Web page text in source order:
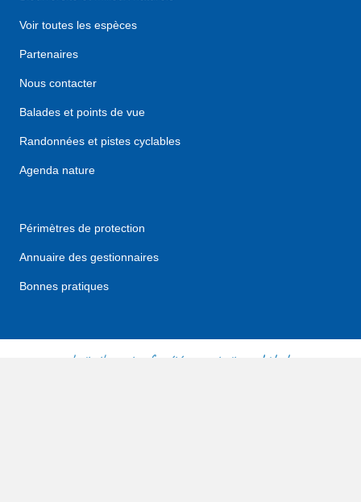
Voir toutes les espèces
Partenaires
Nous contacter
Balades et points de vue
Randonnées et pistes cyclables
Agenda nature
Périmètres de protection
Annuaire des gestionnaires
Bonnes pratiques
le site thaunature.fr a été co-construit avec l'aide de